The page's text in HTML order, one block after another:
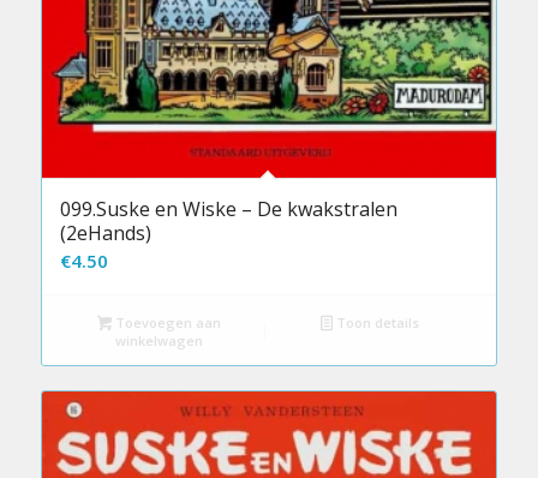
099.Suske en Wiske – De kwakstralen
(2eHands)
€4.50
Toevoegen aan
winkelwagen
Toon details